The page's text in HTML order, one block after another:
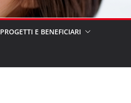
PROGETTI E BENEFICIARI